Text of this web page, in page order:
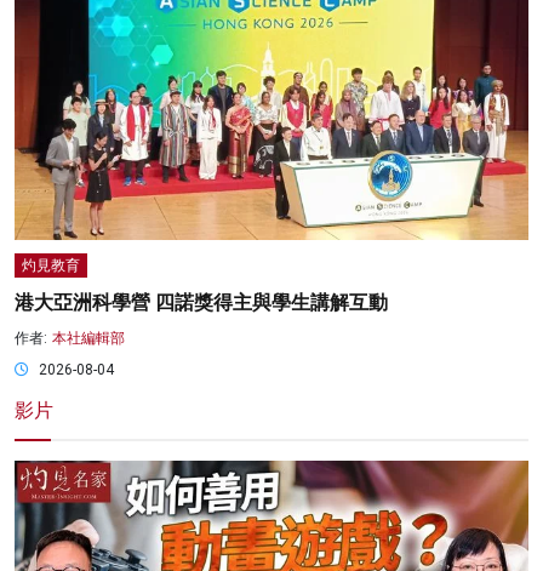
灼見教育
港大亞洲科學營 四諾獎得主與學生講解互動
作者: 本社編輯部
2026-08-04
影片